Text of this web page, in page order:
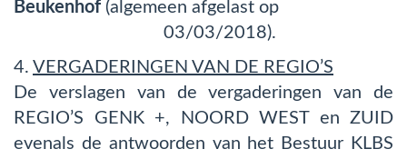
Beukenhof (algemeen afgelast op
03/03/2018).
4. VERGADERINGEN VAN DE REGIO’S
De verslagen van de vergaderingen van de
REGIO’S GENK +, NOORD WEST en ZUID
evenals de antwoorden van het Bestuur KLBS